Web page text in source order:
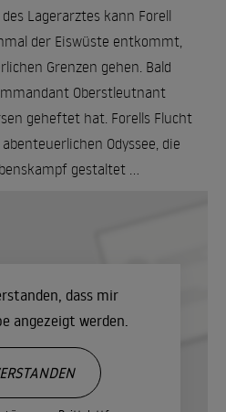
Lagerarztes kann Forell
der Eiswüste entkommt,
Grenzen gehen. Bald
Oberstleutnant
geheftet hat. Forells Flucht
Odyssee, die
gestaltet ...
dass mir
angezeigt werden.